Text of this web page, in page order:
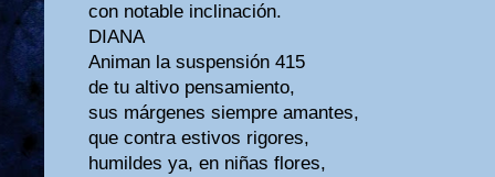
con notable inclinación.
DIANA
Animan la suspensión 415
de tu altivo pensamiento,
sus márgenes siempre amantes,
que contra estivos rigores,
humildes ya, en niñas flores,